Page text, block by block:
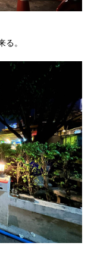
。